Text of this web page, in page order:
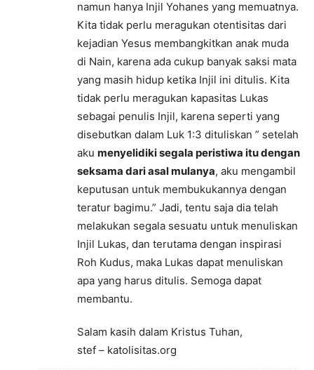
namun hanya Injil Yohanes yang memuatnya.
Kita tidak perlu meragukan otentisitas dari
kejadian Yesus membangkitkan anak muda
di Nain, karena ada cukup banyak saksi mata
yang masih hidup ketika Injil ini ditulis. Kita
tidak perlu meragukan kapasitas Lukas
sebagai penulis Injil, karena seperti yang
disebutkan dalam Luk 1:3 dituliskan ” setelah
aku menyelidiki segala peristiwa itu dengan
seksama dari asal mulanya, aku mengambil
keputusan untuk membukukannya dengan
teratur bagimu.” Jadi, tentu saja dia telah
melakukan segala sesuatu untuk menuliskan
Injil Lukas, dan terutama dengan inspirasi
Roh Kudus, maka Lukas dapat menuliskan
apa yang harus ditulis. Semoga dapat
membantu.
Salam kasih dalam Kristus Tuhan,
stef – katolisitas.org